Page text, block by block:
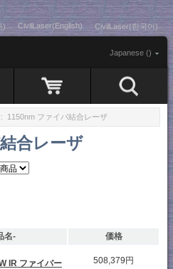
) CivilLaser(English) CivilLaser(한국어)
Japanese ()
:: 1150nm ファイバ結合レーザ
合レーザ
名- 価格
IR ファイバー
508,379円